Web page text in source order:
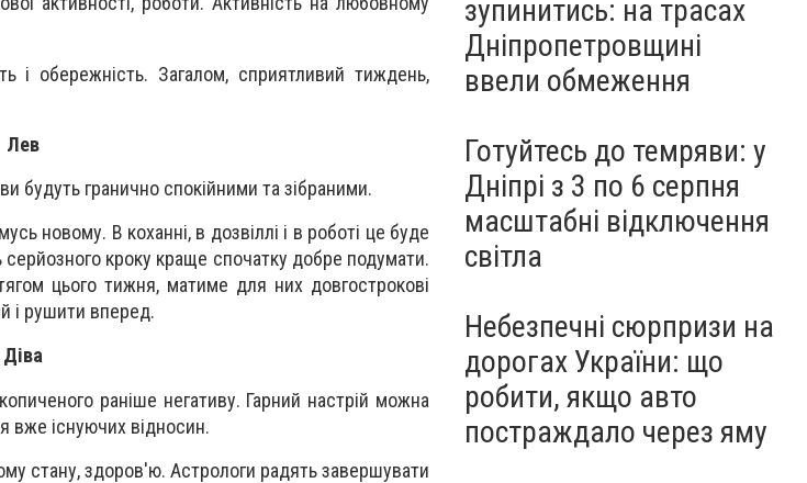
і обережність. Загалом, сприятливий тиждень,
Лев
будуть гранично спокійними та зібраними.
новому. В коханні, в дозвіллі і в роботі це буде
кроку краще спочатку добре подумати.
цього тижня, матиме для них довгострокові
і рушити вперед.
Діва
раніше негативу. Гарний настрій можна
вже існуючих відносин.
стану, здоров'ю. Астрологи радять завершувати
зупинитись: на трасах
Дніпропетровщині
ввели обмеження
Готуйтесь до темряви: у
Дніпрі з 3 по 6 серпня
масштабні відключення
світла
Небезпечні сюрпризи на
дорогах України: що
робити, якщо авто
постраждало через яму